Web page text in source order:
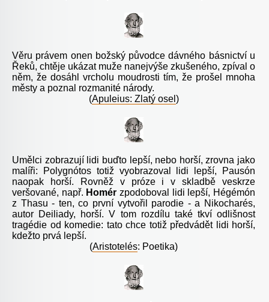
Věru právem onen božský původce dávného básnictví u
Řeků, chtěje ukázat muže nanejvýše zkušeného, zpíval o
něm, že dosáhl vrcholu moudrosti tím, že prošel mnoha
městy a poznal rozmanité národy.
(Apuleius: Zlatý osel )
Umělci zobrazují lidi buďto lepší, nebo horší, zrovna jako
malíři: Polygnótos totiž vyobrazoval lidi lepší, Pausón
naopak horší. Rovněž v próze i v skladbě veskrze
veršované, např. Homér zpodoboval lidi lepší, Hégémón
z Thasu - ten, co první vytvořil parodie - a Nikocharés,
autor Deiliady, horší. V tom rozdílu také tkví odlišnost
tragédie od komedie: tato chce totiž předvádět lidi horší,
kdežto prvá lepší.
(Aristotelés: Poetika)